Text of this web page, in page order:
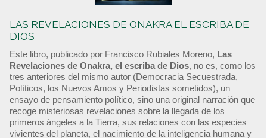
LAS REVELACIONES DE ONAKRA EL ESCRIBA DE
DIOS
Este libro, publicado por Francisco Rubiales Moreno, Las
Revelaciones de Onakra, el escriba de Dios, no es, como los
tres anteriores del mismo autor (Democracia Secuestrada,
Políticos, los Nuevos Amos y Periodistas sometidos), un
ensayo de pensamiento político, sino una original narración que
recoge misteriosas revelaciones sobre la llegada de los
primeros ángeles a la Tierra, sus relaciones con las especies
vivientes del planeta, el nacimiento de la inteligencia humana y